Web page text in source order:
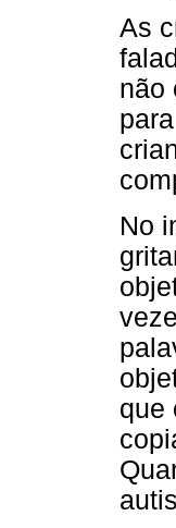
As
não
No
que